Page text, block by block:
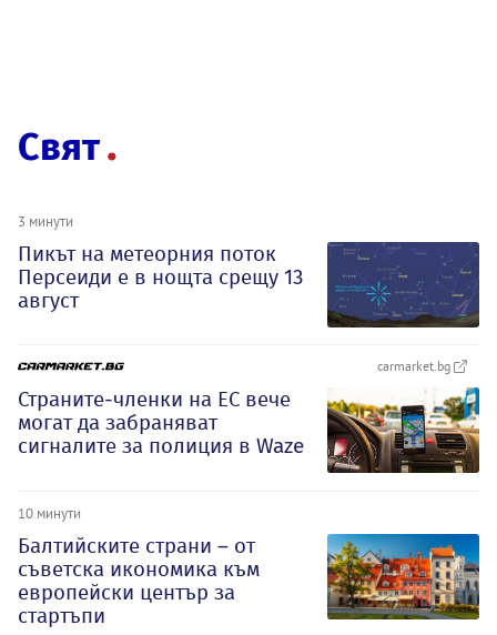
Свят
3 минути
Пикът на метеорния поток
Персеиди е в нощта срещу 13
август
carmarket.bg
Страните-членки на ЕС вече
могат да забраняват
сигналите за полиция в Waze
10 минути
Балтийските страни – от
съветска икономика към
европейски център за
стартъпи